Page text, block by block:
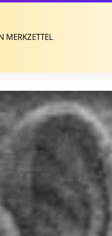
MERKZETTEL